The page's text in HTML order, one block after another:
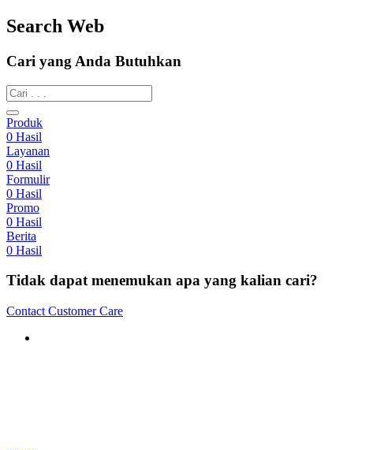
Search Web
Cari yang Anda Butuhkan
Produk
0 Hasil
Layanan
0 Hasil
Formulir
0 Hasil
Promo
0 Hasil
Berita
0 Hasil
Tidak dapat menemukan apa yang kalian cari?
Contact Customer Care